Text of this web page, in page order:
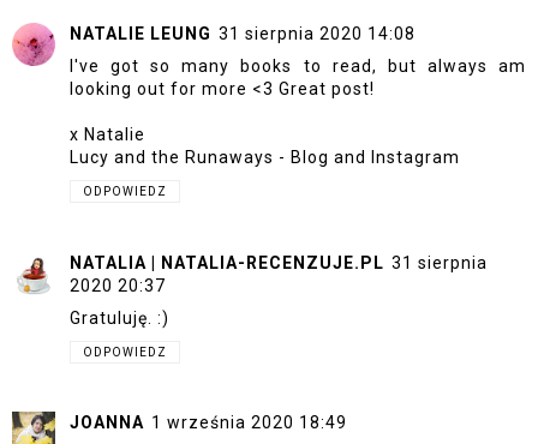
NATALIE LEUNG 31 sierpnia 2020 14:08
I've got so many books to read, but always am
looking out for more <3 Great post!
x Natalie
Lucy and the Runaways - Blog and Instagram
ODPOWIEDZ
NATALIA | NATALIA-RECENZUJE.PL 31 sierpnia
2020 20:37
Gratuluję. :)
ODPOWIEDZ
JOANNA 1 września 2020 18:49